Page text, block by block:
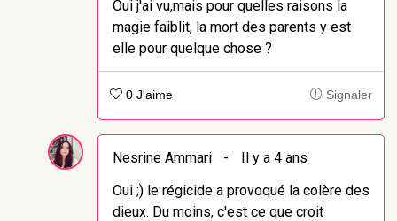
Oui j'ai vu,mais pour quelles raisons la
magie faiblit, la mort des parents y est
elle pour quelque chose ?
0 J'aime Signaler
Nesrine Ammari -
Il y a 4 ans
Oui ;) le régicide a provoqué la colère des
dieux. Du moins, c'est ce que croit